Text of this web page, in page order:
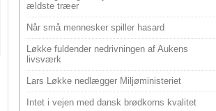
ældste træer
Når små mennesker spiller hasard
Løkke fuldender nedrivningen af Aukens
livsværk
Lars Løkke nedlægger Miljøministeriet
Intet i vejen med dansk brødkorns kvalitet